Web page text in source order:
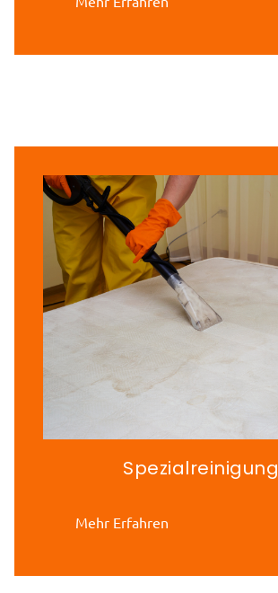
Spezialreinigung
Mehr Erfahren